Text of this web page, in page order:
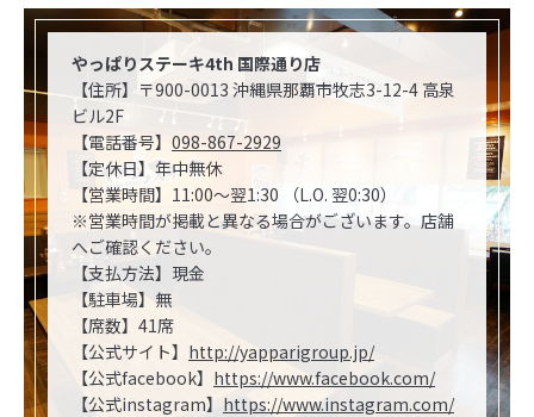
やっぱりステーキ4th 国際通り店
【住所】〒900-0013 沖縄県那覇市牧志3-12-4 高泉
ビル2F
【電話番号】 098-867-2929
【定休日】年中無休
【営業時間】11:00～翌1:30 （L.O. 翌0:30）
※営業時間が掲載と異なる場合がございます。店舗
へご確認ください。
【支払方法】現金
【駐車場】無
【席数】41席
【公式サイト】 http://yapparigroup.jp/
【公式facebook】 https://www.facebook.com/
【公式instagram】 https://www.instagram.com/